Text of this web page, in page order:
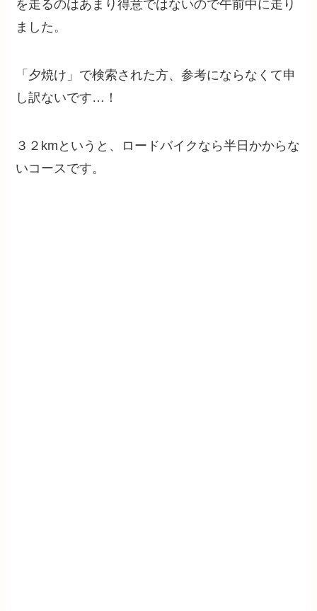
を走るのはあまり得意ではないので午前中に走り
ました。
「夕焼け」で検索された方、参考にならなくて申
し訳ないです…！
３２kmというと、ロードバイクなら半日かからな
いコースです。